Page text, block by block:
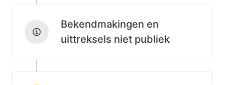
Bekendmakingen en
uittreksels niet publiek